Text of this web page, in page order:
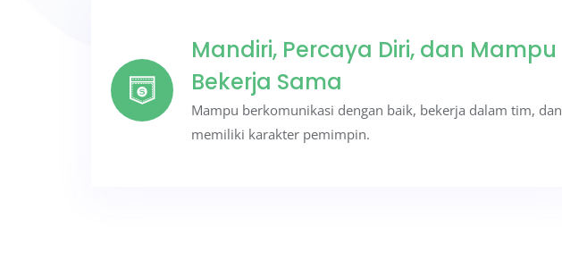
Mandiri, Percaya Diri, dan Mampu
Bekerja Sama
Mampu berkomunikasi dengan baik, bekerja dalam tim, dan
memiliki karakter pemimpin.